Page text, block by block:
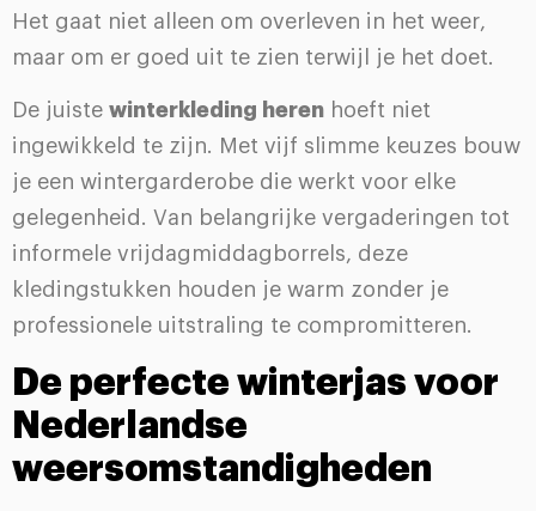
Het gaat niet alleen om overleven in het weer,
maar om er goed uit te zien terwijl je het doet.
De juiste winterkleding heren hoeft niet
ingewikkeld te zijn. Met vijf slimme keuzes bouw
je een wintergarderobe die werkt voor elke
gelegenheid. Van belangrijke vergaderingen tot
informele vrijdagmiddagborrels, deze
kledingstukken houden je warm zonder je
professionele uitstraling te compromitteren.
De perfecte winterjas voor
Nederlandse
weersomstandigheden